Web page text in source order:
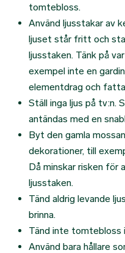
tomtebloss.
Använd ljusstakar av
ljuset står fritt och
ljusstaken. Tänk på
exempel inte en
elementdrag och
Ställ inga ljus på tv:n.
antändas med en
Byt den gamla
dekorationer, till
Då minskar risken för
ljusstaken.
Tänd aldrig levande
brinna.
Tänd inte tomtebloss
Använd bara hållare